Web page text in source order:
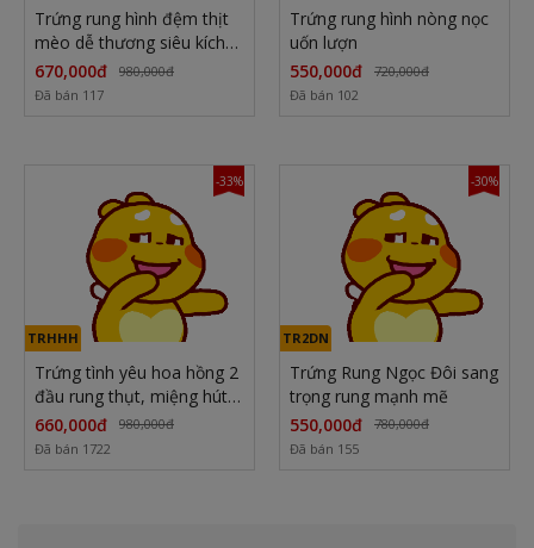
Trứng rung hình đệm thịt
mèo dễ thương siêu kích
thích điều khiển qua APP
670,000đ
980,000đ
Đã bán 117
Trứng rung hình nòng nọc
uốn lượn
550,000đ
720,000đ
Đã bán 102
-33%
TRHHH
Trứng tình yêu hoa hồng 2
đầu rung thụt, miệng hút
cực phê
660,000đ
980,000đ
Đã bán 1722
-30%
TR2DN
Trứng Rung Ngọc Đôi sang
trọng rung mạnh mẽ
550,000đ
780,000đ
Đã bán 155